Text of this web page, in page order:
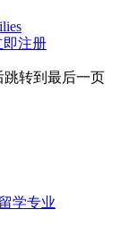
即注册
跳转到最后一页
留学专业